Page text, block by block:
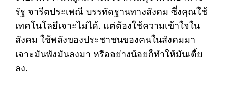
รัฐ จารีตประเพณี บรรทัดฐานทางสังคม ซึ่งคุณใช้
เทคโนโลยีเจาะไม่ได้. แต่ต้องใช้ความเข้าใจใน
สังคม ใช้พลังของประชาชนของคนในสังคมมา
เจาะมันพังมันลงมา หรืออย่างน้อยก็ทำให้มันเตี้ย
ลง.